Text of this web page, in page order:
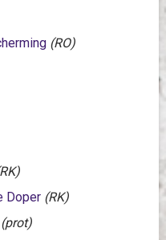
(RO)
Doper (RK)
(prot)